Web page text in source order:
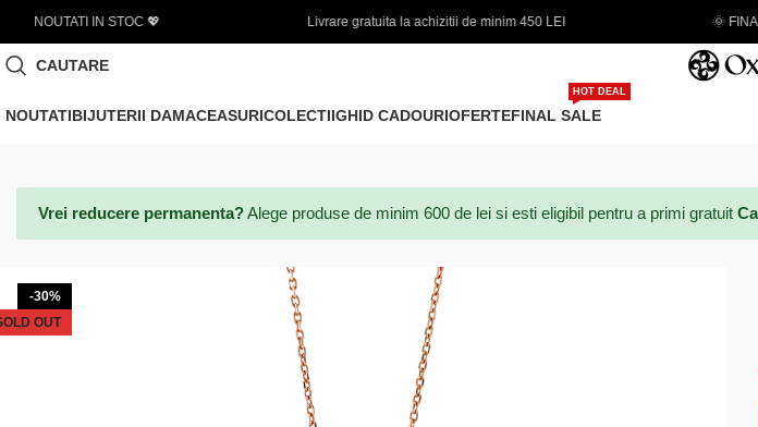
Livrare gratuita la achizitii de minim 450 LEI 🌞 FINAL SALE | PANA LA -50% -
CAUTARE
NOUTATIBIJUTERII DAMACEASURICOLECTIIGHID CADOURIOFERTEFINAL SALE
HOT DEAL
Vrei reducere permanenta?Alege produse de minim 600 de lei si esti eligibil pentru a primi gratuit
-30%
OUT